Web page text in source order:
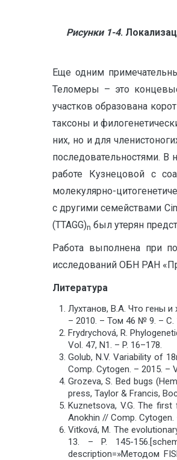
Рисунки 1-4.
Еще одним
Теломеры – это
участков образована
таксоны и
них, но и для
последовательностями. В
работе Кузнецовой с
молекулярно-
с другими семействами
(TTAGG)n был утерян
Работа выполнена при
исследований ОБН РАН
Литература
Лухтанов, В.А. Что гены
– 2010. – Том 46 № 9. – C.
Frydrychová, R.
Vol. 47, N1. – P. 16–178.
Golub, N.V. Variability of
Comp. Cytogen. – 2015. –
Grozeva, S. Bed bugs
press, Taylor & Francis,
Kuznetsova, V.G. The
Anokhin // Comp. Cytogen.
Vitková, M. The
13. – P. 145-
description=»Методом